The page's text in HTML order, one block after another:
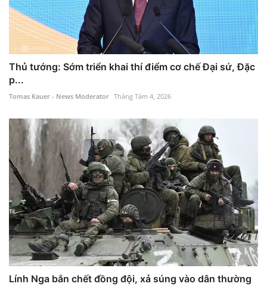
Thủ tướng: Sớm triển khai thí điểm cơ chế Đại sứ, Đặc
p...
Tomas Kauer - News Moderator Tháng Tám 4, 2026
Lính Nga bắn chết đồng đội, xả súng vào dân thường